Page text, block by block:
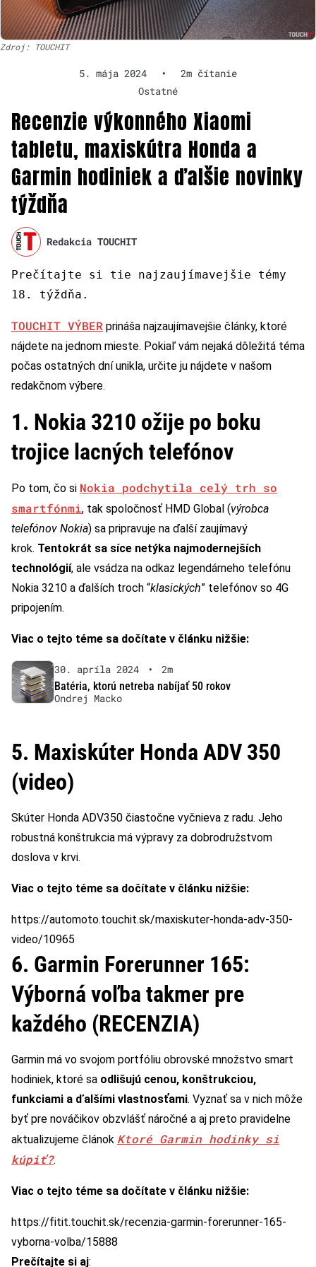
Zdroj: TOUCHIT
5. mája 2024 •
2m čítanie
Ostatné
Recenzie výkonného Xiaomi
tabletu, maxiskútra Honda a
Garmin hodiniek a ďalšie novinky
týždňa
Redakcia TOUCHIT
Prečítajte si tie najzaujímavejšie témy
18. týždňa.
TOUCHIT VÝBER prináša najzaujímavejšie články, ktoré
nájdete na jednom mieste. Pokiaľ vám nejaká dôležitá téma
počas ostatných dní unikla, určite ju nájdete v našom
redakčnom výbere.
1. Nokia 3210 ožije po boku
trojice lacných telefónov
Po tom, čo si Nokia podchytila celý trh so
smartfónmi, tak spoločnosť HMD Global (výrobca
telefónov Nokia) sa pripravuje na ďalší zaujímavý
krok. Tentokrát sa síce netýka najmodernejších
technológií, ale vsádza na odkaz legendárneho telefónu
Nokia 3210 a ďalších troch “klasických” telefónov so 4G
pripojením.
Viac o tejto téme sa dočítate v článku nižšie:
30. apríla 2024 •
2m
Batéria, ktorú netreba nabíjať 50 rokov
Ondrej Macko
5. Maxiskúter Honda ADV 350
(video)
Skúter Honda ADV350 čiastočne vyčnieva z radu. Jeho
robustná konštrukcia má výpravy za dobrodružstvom
doslova v krvi.
Viac o tejto téme sa dočítate v článku nižšie:
https://automoto.touchit.sk/maxiskuter-honda-adv-350-
video/10965
6. Garmin Forerunner 165:
Výborná voľba takmer pre
každého (RECENZIA)
Garmin má vo svojom portfóliu obrovské množstvo smart
hodiniek, ktoré sa odlišujú cenou, konštrukciou,
funkciami a ďalšími vlastnosťami. Vyznať sa v nich môže
byť pre nováčikov obzvlášť náročné a aj preto pravidelne
aktualizujeme článok Ktoré Garmin hodinky si
kúpiť?.
Viac o tejto téme sa dočítate v článku nižšie:
https://fitit.touchit.sk/recenzia-garmin-forerunner-165-
vyborna-volba/15888
Prečítajte si aj: